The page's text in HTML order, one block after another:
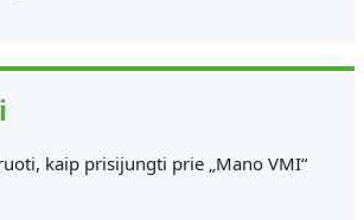
kaip prisijungti prie „Mano VMI“